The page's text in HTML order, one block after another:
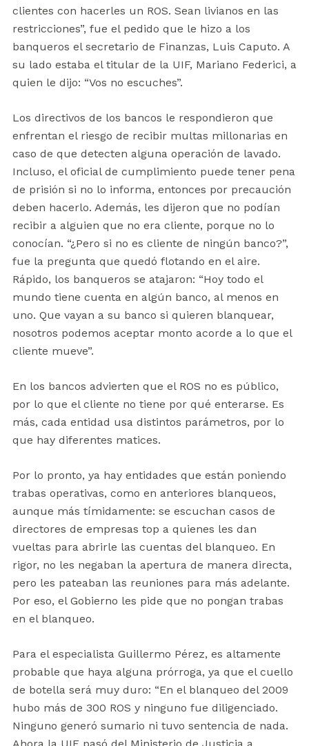
clientes con hacerles un ROS. Sean livianos en las
restricciones”, fue el pedido que le hizo a los
banqueros el secretario de Finanzas, Luis Caputo. A
su lado estaba el titular de la UIF, Mariano Federici, a
quien le dijo: “Vos no escuches”.
Los directivos de los bancos le respondieron que
enfrentan el riesgo de recibir multas millonarias en
caso de que detecten alguna operación de lavado.
Incluso, el oficial de cumplimiento puede tener pena
de prisión si no lo informa, entonces por precaución
deben hacerlo. Además, les dijeron que no podían
recibir a alguien que no era cliente, porque no lo
conocían. “¿Pero si no es cliente de ningún banco?”,
fue la pregunta que quedó flotando en el aire.
Rápido, los banqueros se atajaron: “Hoy todo el
mundo tiene cuenta en algún banco, al menos en
uno. Que vayan a su banco si quieren blanquear,
nosotros podemos aceptar monto acorde a lo que el
cliente mueve”.
En los bancos advierten que el ROS no es público,
por lo que el cliente no tiene por qué enterarse. Es
más, cada entidad usa distintos parámetros, por lo
que hay diferentes matices.
Por lo pronto, ya hay entidades que están poniendo
trabas operativas, como en anteriores blanqueos,
aunque más tímidamente: se escuchan casos de
directores de empresas top a quienes les dan
vueltas para abrirle las cuentas del blanqueo. En
rigor, no les negaban la apertura de manera directa,
pero les pateaban las reuniones para más adelante.
Por eso, el Gobierno les pide que no pongan trabas
en el blanqueo.
Para el especialista Guillermo Pérez, es altamente
probable que haya alguna prórroga, ya que el cuello
de botella será muy duro: “En el blanqueo del 2009
hubo más de 300 ROS y ninguno fue diligenciado.
Ninguno generó sumario ni tuvo sentencia de nada.